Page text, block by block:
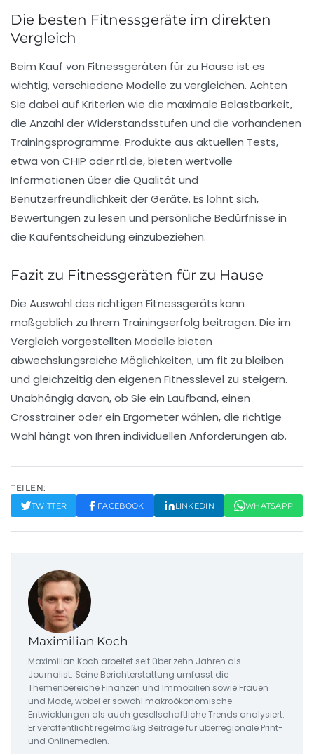
Die besten Fitnessgeräte im direkten
Vergleich
Beim Kauf von Fitnessgeräten für zu Hause ist es
wichtig, verschiedene Modelle zu vergleichen. Achten
Sie dabei auf Kriterien wie die maximale Belastbarkeit,
die Anzahl der Widerstandsstufen und die vorhandenen
Trainingsprogramme. Produkte aus aktuellen Tests,
etwa von CHIP oder rtl.de, bieten wertvolle
Informationen über die Qualität und
Benutzerfreundlichkeit der Geräte. Es lohnt sich,
Bewertungen zu lesen und persönliche Bedürfnisse in
die Kaufentscheidung einzubeziehen.
Fazit zu Fitnessgeräten für zu Hause
Die Auswahl des richtigen Fitnessgeräts kann
maßgeblich zu Ihrem Trainingserfolg beitragen. Die im
Vergleich vorgestellten Modelle bieten
abwechslungsreiche Möglichkeiten, um fit zu bleiben
und gleichzeitig den eigenen Fitnesslevel zu steigern.
Unabhängig davon, ob Sie ein Laufband, einen
Crosstrainer oder ein Ergometer wählen, die richtige
Wahl hängt von Ihren individuellen Anforderungen ab.
TEILEN:
TWITTER FACEBOOK LINKEDIN WHATSAPP
Maximilian Koch
Maximilian Koch arbeitet seit über zehn Jahren als
Journalist. Seine Berichterstattung umfasst die
Themenbereiche Finanzen und Immobilien sowie Frauen
und Mode, wobei er sowohl makroökonomische
Entwicklungen als auch gesellschaftliche Trends analysiert.
Er veröffentlicht regelmäßig Beiträge für überregionale Print-
und Onlinemedien.